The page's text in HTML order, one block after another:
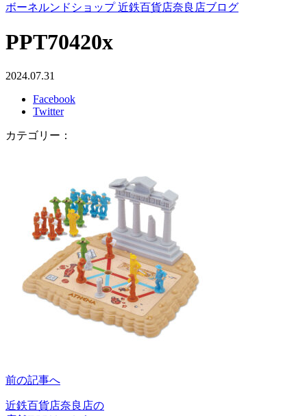
ボーネルンドショップ 近鉄百貨店奈良店ブログ
PPT70420x
2024.07.31
Facebook
Twitter
カテゴリー：
前の記事へ
近鉄百貨店奈良店の